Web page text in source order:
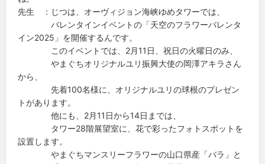
先生 ：じつは、オーヴィジョン海峡ゆめタワーでは、
バレンタインイベントの「天空のフラワーバレンタ
イン2025」を開催するんです。
このイベントでは、2月11日、祝日の火曜日のみ、
やまぐちオリジナルユリ振興大使の岡澤アキラさん
から、
先着100名様に、オリジナルユリの球根のプレゼン
トがあります。
他にも、2月11日から14日までは、
タワー28階展望室に、花で彩ったフォトスポットを
設置します。
やまぐちマンスリーフラワーの山口県産「バラ」と